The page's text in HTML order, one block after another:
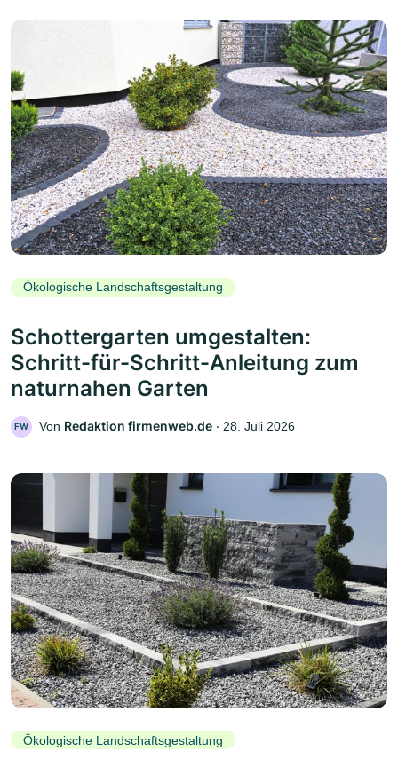
Ökologische Landschaftsgestaltung
Schottergarten umgestalten:
Schritt-für-Schritt-Anleitung zum
naturnahen Garten
FW Von Redaktion firmenweb.de ‧ 28. Juli 2026
Ökologische Landschaftsgestaltung